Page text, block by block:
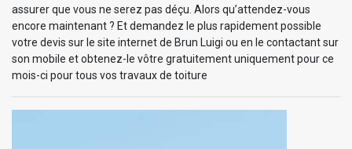
assurer que vous ne serez pas déçu. Alors qu’attendez-vous
encore maintenant ? Et demandez le plus rapidement possible
votre devis sur le site internet de Brun Luigi ou en le contactant sur
son mobile et obtenez-le vôtre gratuitement uniquement pour ce
mois-ci pour tous vos travaux de toiture